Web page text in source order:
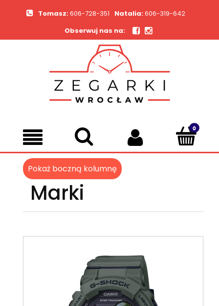
Tomasz:606-728-351 Natalia:606-319-642
Obserwuj nas na:
Pokaż boczną kolumnę
Marki